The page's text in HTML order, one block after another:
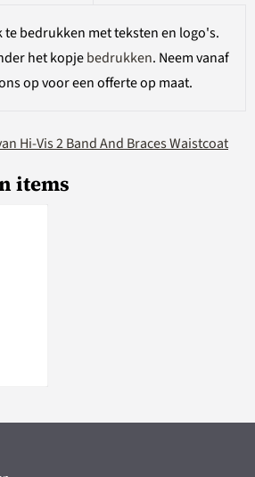
te bedrukken met teksten en logo's.
het kopjebedrukken. Neem vanaf
op voor een offerte op maat.
Hi-Vis 2 Band And Braces Waistcoat
items